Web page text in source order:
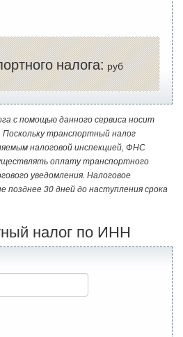
налога:руб
с помощью данного сервиса носит
транспортный налог
налоговой инспекцией, ФНС
оплату транспортного
уведомления. Налоговое
позднее 30 дней до наступления срока
налог по ИНН